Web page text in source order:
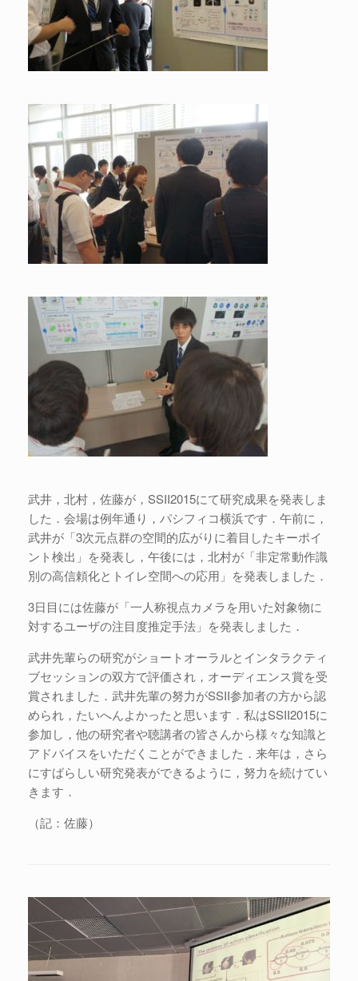
武井，北村，佐藤が，SSII2015にて研究成果を発表しま
した．会場は例年通り，パシフィコ横浜です．午前に，
武井が「3次元点群の空間的広がりに着目したキーポイ
ント検出」を発表し，午後には，北村が「非定常動作識
別の高信頼化とトイレ空間への応用」を発表しました．
3日目には佐藤が「一人称視点カメラを用いた対象物に
対するユーザの注目度推定手法」を発表しました．
武井先輩らの研究がショートオーラルとインタラクティ
ブセッションの双方で評価され，オーディエンス賞を受
賞されました．武井先輩の努力がSSII参加者の方から認
められ，たいへんよかったと思います．私はSSII2015に
参加し，他の研究者や聴講者の皆さんから様々な知識と
アドバイスをいただくことができました．来年は，さら
にすばらしい研究発表ができるように，努力を続けてい
きます．
（記：佐藤）